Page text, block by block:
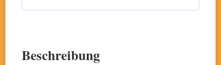
Beschreibung